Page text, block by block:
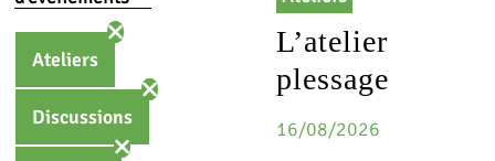
Ateliers
Discussions
L’atelier
plessage
16/08/2026